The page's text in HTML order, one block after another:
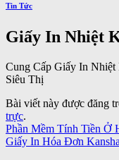
Tin Tức
Giấy In Nhiệt
Cung Cấp Giấy In Nhiệt
Siêu Thị
Bài viết này được đăng
trực.
Phần Mềm Tính Tiền Ở
Giấy In Hóa Đơn Kansha